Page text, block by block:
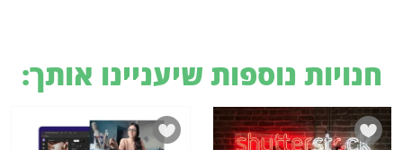
חנויות נוספות שיעניינו אותך: